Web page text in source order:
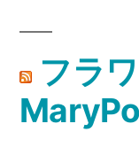
フラ